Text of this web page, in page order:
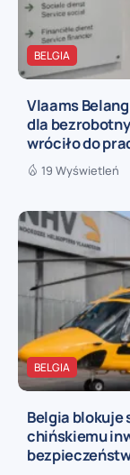
BELGIA
Vlaams
dla
wróciło do
19 Wyświetleń
BELGIA
Belgia blokuje
chińskiemu